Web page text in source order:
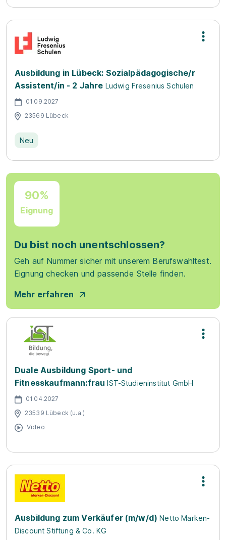
Ausbildung in Lübeck: Sozialpädagogische/r
Assistent/in - 2 Jahre Ludwig Fresenius Schulen
01.09.2027
23569 Lübeck
Neu
90%
Eignung
Du bist noch unentschlossen?
Geh auf Nummer sicher mit unserem Berufswahltest.
Eignung checken und passende Stelle finden.
Mehr erfahren
Duale Ausbildung Sport- und
Fitnesskaufmann:frau IST-Studieninstitut GmbH
01.04.2027
23539 Lübeck (u.a.)
Video
Ausbildung zum Verkäufer (m/w/d) Netto Marken-
Discount Stiftung & Co. KG